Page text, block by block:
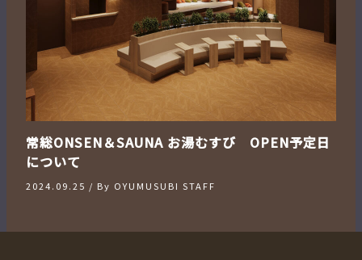
常総ONSEN＆SAUNA お湯むすび OPEN予定日
について
2024.09.25 / By OYUMUSUBI STAFF